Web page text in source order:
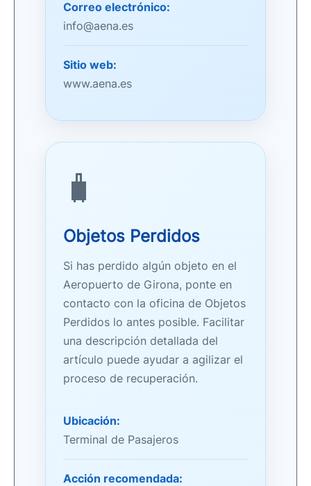
Correo electrónico:
info@aena.es
Sitio web:
www.aena.es
🧳
Objetos Perdidos
Si has perdido algún objeto en el
Aeropuerto de Girona, ponte en
contacto con la oficina de Objetos
Perdidos lo antes posible. Facilitar
una descripción detallada del
artículo puede ayudar a agilizar el
proceso de recuperación.
Ubicación:
Terminal de Pasajeros
Acción recomendada: